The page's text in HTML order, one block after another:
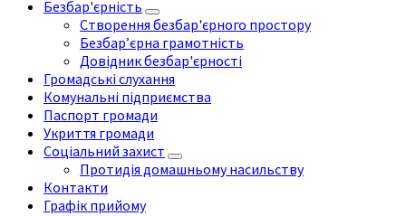
Безбар'єрність
Створення безбар'єрного простору
Безбар’єрна грамотність
Довідник безбар'єрності
Громадські слухання
Комунальні підприємства
Паспорт громади
Укриття громади
Соціальний захист
Протидія домашньому насильству
Контакти
Графік прийому